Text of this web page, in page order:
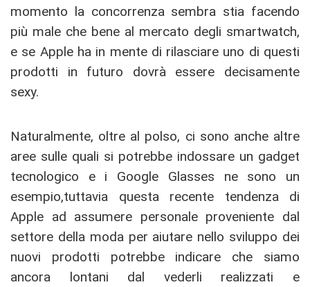
momento la concorrenza sembra stia facendo
più male che bene al mercato degli smartwatch,
e se Apple ha in mente di rilasciare uno di questi
prodotti in futuro dovrà essere decisamente
sexy.
Naturalmente, oltre al polso, ci sono anche altre
aree sulle quali si potrebbe indossare un gadget
tecnologico e i Google Glasses ne sono un
esempio,tuttavia questa recente tendenza di
Apple ad assumere personale proveniente dal
settore della moda per aiutare nello sviluppo dei
nuovi prodotti potrebbe indicare che siamo
ancora lontani dal vederli realizzati e